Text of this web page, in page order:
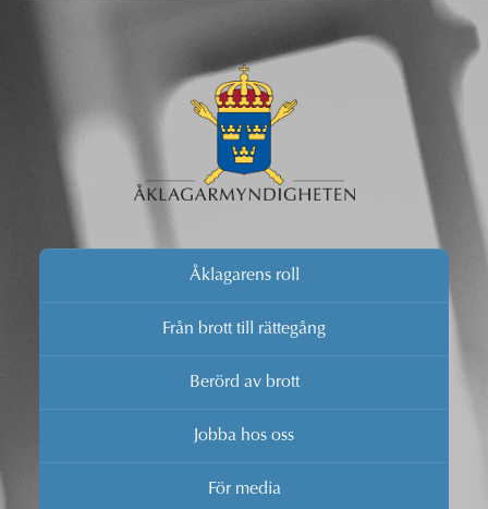
Åklagarens roll
Från brott till rättegång
Berörd av brott
Jobba hos oss
För media